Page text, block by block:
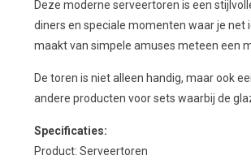
Deze moderne serveertoren is een
diners en speciale momenten waar je
maakt van simpele amuses meteen een
De toren is niet alleen handig, maar ook
andere producten voor sets waarbij de
Specificaties:
Product: Serveertoren